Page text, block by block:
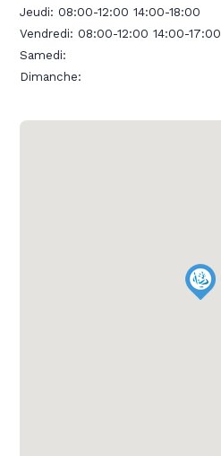
Jeudi:08:00-12:00 14:00-18:00
Vendredi:08:00-12:00 14:00-17:00
Samedi:
Dimanche: